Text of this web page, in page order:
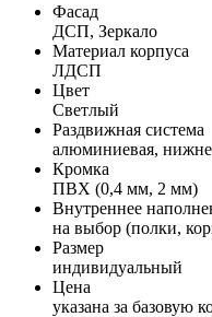
Фасад
ДСП, Зеркало
Материал корпуса
ЛДСП
Цвет
Светлый
Раздвижная система
алюминиевая,
Кромка
ПВХ (0,4 мм, 2 мм)
Внутреннее
на выбор (полки,
Размер
индивидуальный
Цена
указана за базовую